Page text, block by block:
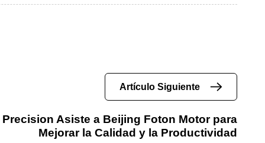
Artículo Siguiente
Precision Asiste a Beijing Foton Motor para
Mejorar la Calidad y la Productividad